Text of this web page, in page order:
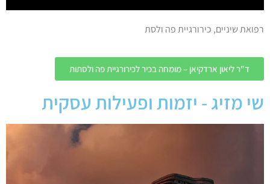
רפואת שיניים, כירורגיית פה ולסת
ד"ר ליאון ארדקיאן – מומחה בכיר לכירורגיית פה ולסתות
שי מזיג - יזמות ופעילות עסקית